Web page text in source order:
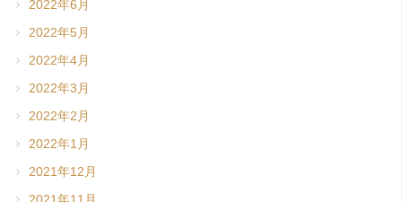
2022年6月
2022年5月
2022年4月
2022年3月
2022年2月
2022年1月
2021年12月